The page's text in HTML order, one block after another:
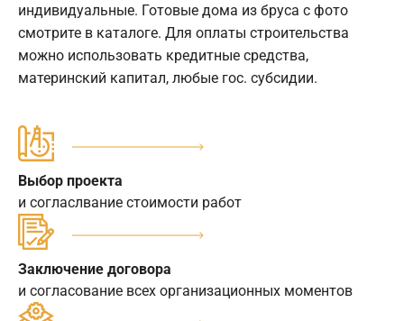
индивидуальные. Готовые дома из бруса с фото
смотрите в каталоге. Для оплаты строительства
можно использовать кредитные средства,
материнский капитал, любые гос. субсидии.
Выбор проекта
и согласлвание стоимости работ
Заключение договора
и согласование всех организационных моментов